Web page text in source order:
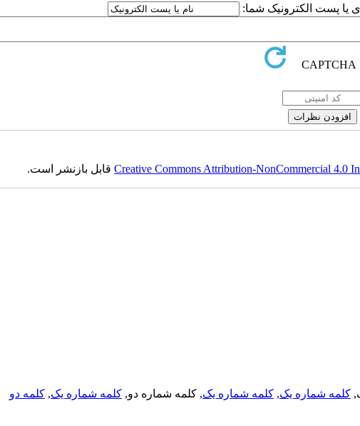
یا پست الکترونیک شما:
Creative Commons Attribution-NonCommercial 4.0قابل بازنشر است.
کلمه شماره یک, کلمه شماره یک, کلمه شماره دو, کلمه شماره یک, کلمه دو